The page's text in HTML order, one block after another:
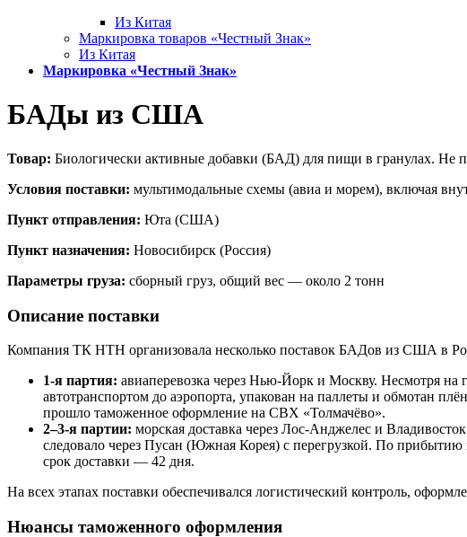
Из Китая
Маркировка товаров «Честный Знак»
Из Китая
Маркировка «Честный Знак»
БАДы из США
Товар: Биологически активные добавки (БАД) для пищи в гранулах. Не
Условия поставки: мультимодальные схемы (авиа и морем), включая
Пункт отправления: Юта (США)
Пункт назначения: Новосибирск (Россия)
Параметры груза: сборный груз, общий вес — около 2 тонн
Описание поставки
Компания ТК НТН организовала несколько поставок БАДов из США в
1-я партия: авиаперевозка через Нью-Йорк и Москву. Несмотря на
автотранспортом до аэропорта, упакован на паллеты и обмотан
прошло таможенное оформление на СВХ «Толмачёво».
2–3-я партии: морская доставка через Лос-Анджелес и
следовало через Пусан (Южная Корея) с перегрузкой. По
срок доставки — 42 дня.
На всех этапах поставки обеспечивался логистический контроль,
Нюансы таможенного оформления